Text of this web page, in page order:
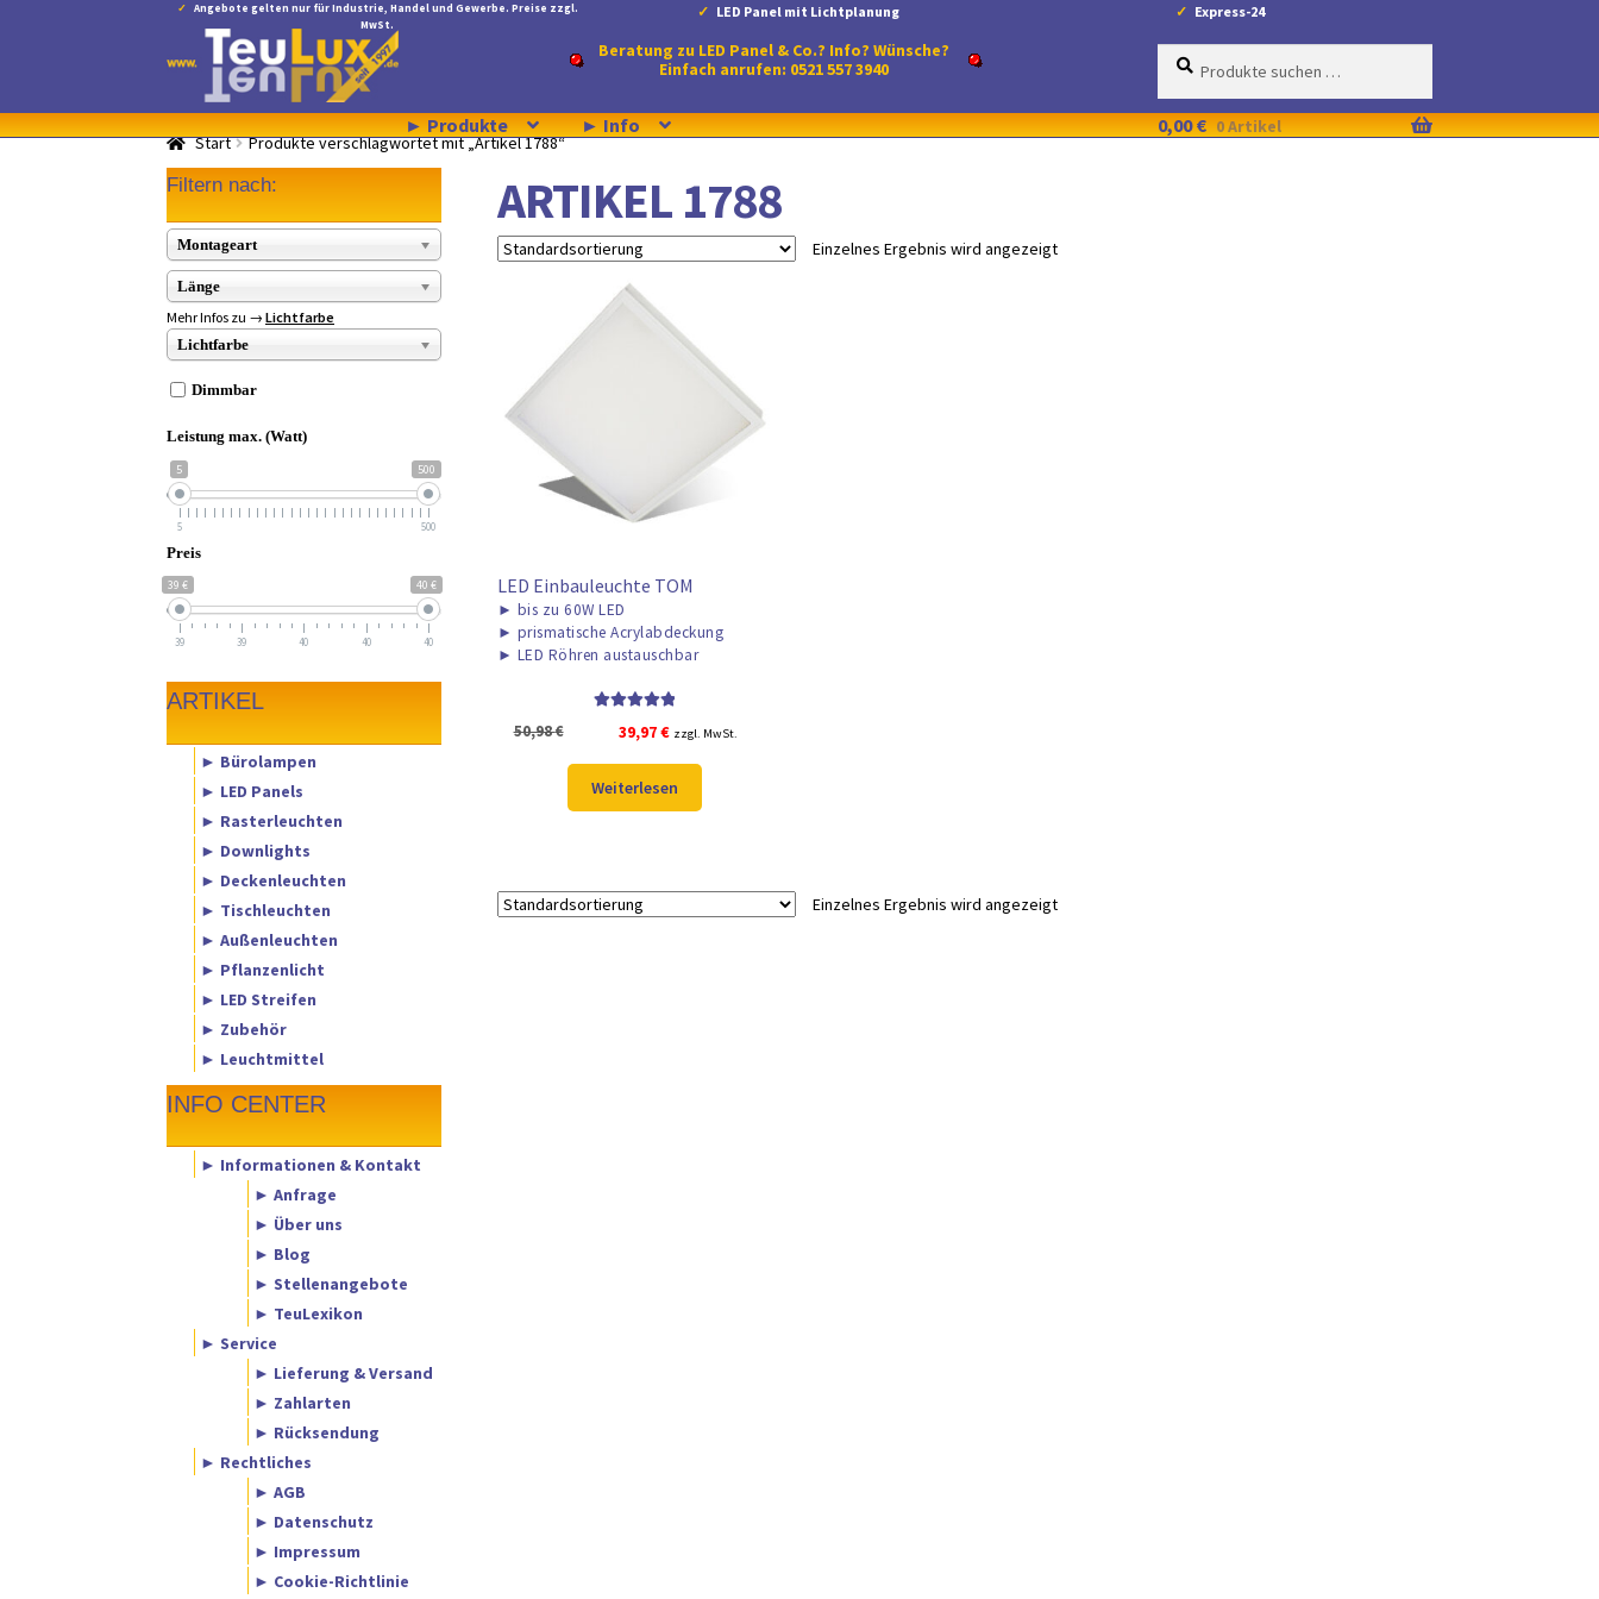
Angebote gelten nur für Industrie, Handel und Gewerbe. Preise zzgl.
MwSt.
LED Panel mit Lichtplanung Express-24
Navigation
springen
Inhalt
springen
Beratung zu LED Panel & Co.? Info? Wünsche?
Einfach anrufen: 0521 557 3940
Suche
Suchen
► Produkte ► Info 0,00€ 0 Artikel
Start Produkte verschlagwortet mit „Artikel 1788“
ARTIKEL 1788
Einzelnes Ergebnis wird angezeigt
LED Einbauleuchte TOM
► bis zu 60W LED
► prismatische Acrylabdeckung
► LED Röhren austauschbar
von 5
50,98€
Ursprünglicher
war:
50,98 €
39,97€Aktueller
ist:
39,97 €.
zzgl. MwSt.
Weiterlesen
Einzelnes Ergebnis wird angezeigt
Filtern nach:
Montageart
Länge
Mehr Infos zu →Lichtfarbe
Lichtfarbe
Dimmbar
Leistung max. (Watt)
5 500
5 500
Preis
39 € 40 €
39 39 40 40 40
ARTIKEL
► Bürolampen
► LED Panels
► Rasterleuchten
► Downlights
► Deckenleuchten
► Tischleuchten
► Außenleuchten
► Pflanzenlicht
► LED Streifen
► Zubehör
► Leuchtmittel
INFO CENTER
► Informationen & Kontakt
► Anfrage
► Über uns
► Blog
► Stellenangebote
► TeuLexikon
► Service
► Lieferung & Versand
► Zahlarten
► Rücksendung
► Rechtliches
► AGB
► Datenschutz
► Impressum
► Cookie-Richtlinie